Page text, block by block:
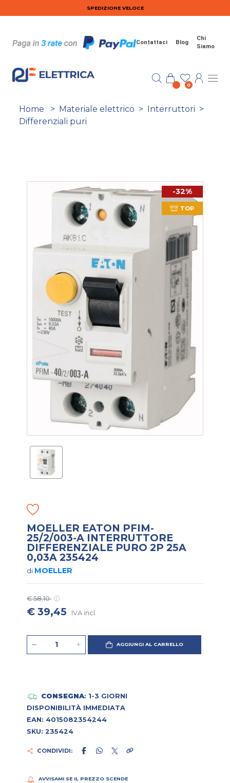
Salta al contenuto principaleSPEDIZIONE VELOCE
Contattaci Blog
Chi
Siamo
0
Home > Materiale elettrico > Interruttori >
Differenziali puri
-32%
TOP
MOELLER EATON PFIM-
25/2/003-A INTERRUTTORE
DIFFERENZIALE PURO 2P 25A
0,03A 235424
di MOELLER
€ 58,10
€ 39,45 IVA incl.
AGGIUNGI AL CARRELLO
CONSEGNA: 1-3 GIORNI
DISPONIBILITÀ IMMEDIATA
EAN: 4015082354244
SKU: 235424
CONDIVIDI:
AVVISAMI SE IL PREZZO SCENDE